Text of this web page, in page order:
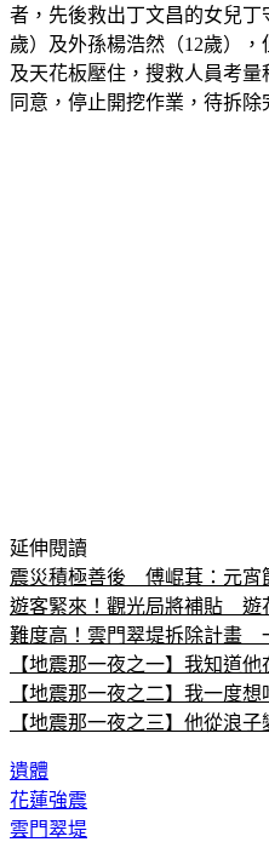
者，先後救出丁文昌的女兒丁
歲）及外孫楊浩然（12歲）
及天花板壓住，搜救人員考
同意，停止開挖作業，待拆除
延伸閱讀
震災積極善後　傅崐萁：元宵
遊客緊來！觀光局將補貼　遊
難度高！雲門翠堤拆除計畫　
【地震那一夜之一】我知道他
【地震那一夜之二】我一度想
【地震那一夜之三】他從浪子
遺體
花蓮強震
雲門翠堤